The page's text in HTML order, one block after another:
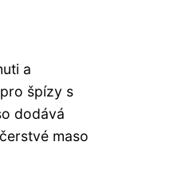
a
špízy s
dodává
maso